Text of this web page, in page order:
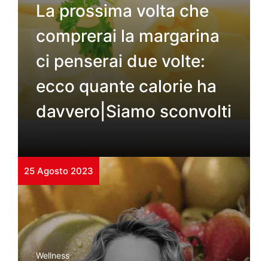
La prossima volta che
comprerai la margarina
ci penserai due volte:
ecco quante calorie ha
davvero|Siamo sconvolti
25 Agosto 2023
Wellness